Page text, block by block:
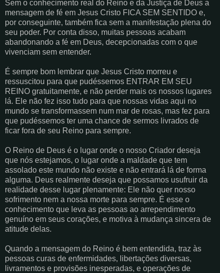
Sem o conhecimento real do Reino e da Justiça de Deus a
mensagem de fé em Jesus Cristo FICA SEM SENTIDO e,
por conseguinte, também fica sem a manifestação plena do
seu poder. Por conta disso, muitas pessoas acabam
abandonando a fé em Deus, decepcionadas com o que
vivenciam sem entender.
É sempre bom lembrar que Jesus Cristo morreu e
ressuscitou para que pudéssemos ENTRAR EM SEU
REINO gratuitamente, e não perder mais os nossos lugares
lá. Ele não fez isso tudo para que nossas vidas aqui no
mundo se transformassem num mar de rosas, mas fez para
que pudéssemos ter uma chance de sermos livrados de
ficar fora de seu Reino para sempre.
O Reino de Deus é o lugar onde o nosso Criador deseja
que nós estejamos, o lugar onde a maldade que tem
assolado este mundo não existe e não entrará lá de forma
alguma. Deus realmente deseja que possamos usufruir da
realidade desse lugar plenamente: Ele não quer nosso
sofrimento nem a nossa morte para sempre. É esse o
conhecimento que leva as pessoas ao arrependimento
genuíno em seus corações, e motiva à mudança sincera de
atitude delas.
Quando a mensagem do Reino é bem entendida, traz às
pessoas curas de enfermidades, libertações diversas,
livramentos e provisões inesperadas, e operações de